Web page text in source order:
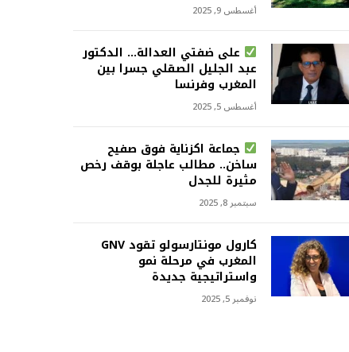
أغسطس 9, 2025
على ضفتي العدالة… الدكتور
عبد الجليل الصقلي جسرا بين
المغرب وفرنسا
أغسطس 5, 2025
جماعة اكزناية فوق صفيح
ساخن.. مطالب عاجلة بوقف رخص
مثيرة للجدل
سبتمبر 8, 2025
كارول مونتارسولو تقود GNV
المغرب في مرحلة نمو
واستراتيجية جديدة
نوفمبر 5, 2025